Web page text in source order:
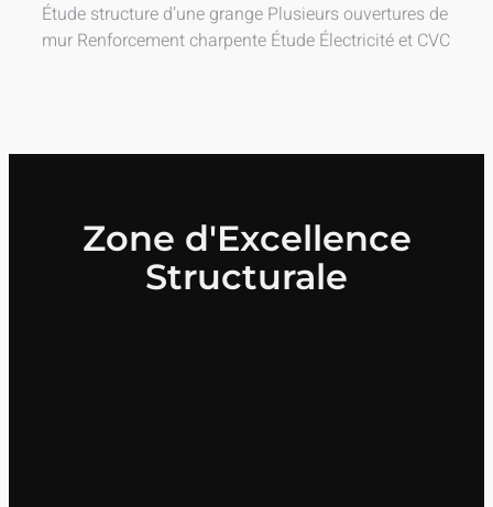
Étude structure d’une grange Plusieurs ouvertures de
mur Renforcement charpente Étude Électricité et CVC
Zone d'Excellence
Structurale